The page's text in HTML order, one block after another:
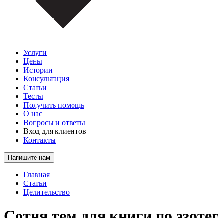
Услуги
Цены
Истории
Консультация
Статьи
Тесты
Получить помощь
О нас
Вопросы и ответы
Вход для клиентов
Контакты
Напишите нам
Главная
Статьи
Целительство